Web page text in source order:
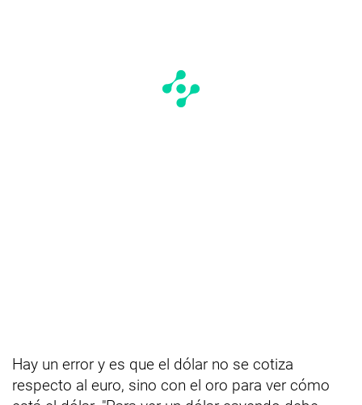
Hay un error y es que el dólar no se cotiza
respecto al euro, sino con el oro para ver cómo